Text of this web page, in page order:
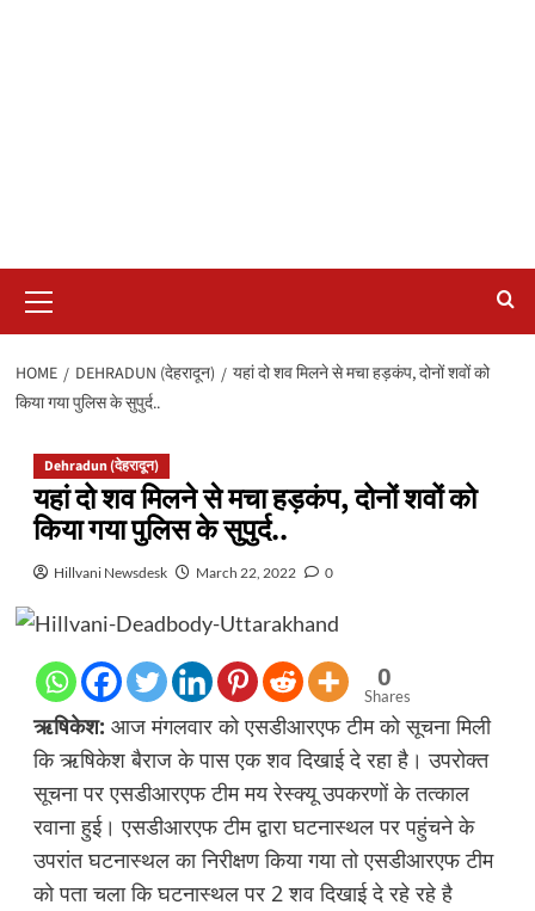
Menu
HOME DEHRADUN (देहरादून)
यहां दो शव मिलने से मचा हड़कंप, दोनों शवों को
किया गया पुलिस के सुपुर्द..
Dehradun (देहरादून)
यहां दो शव मिलने से मचा हड़कंप, दोनों शवों को
किया गया पुलिस के सुपुर्द..
Hillvani Newsdesk March 22, 2022 0
0
Shares
ऋषिकेश: आज मंगलवार को एसडीआरएफ टीम को सूचना मिली
कि ऋषिकेश बैराज के पास एक शव दिखाई दे रहा है। उपरोक्त
सूचना पर एसडीआरएफ टीम मय रेस्क्यू उपकरणों के तत्काल
रवाना हुई। एसडीआरएफ टीम द्वारा घटनास्थल पर पहुंचने के
उपरांत घटनास्थल का निरीक्षण किया गया तो एसडीआरएफ टीम
को पता चला कि घटनास्थल पर 2 शव दिखाई दे रहे रहे है